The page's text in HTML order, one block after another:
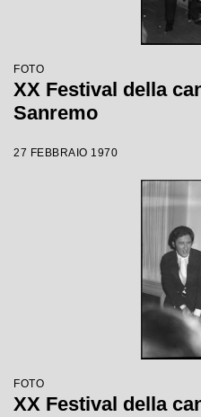
FOTO
XX Festival della
Sanremo
27 FEBBRAIO 1970
FOTO
XX Festival della